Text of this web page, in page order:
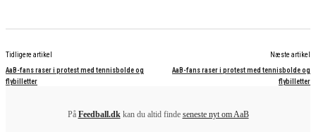
Tidligere artikel
AaB-fans raser i protest med tennisbolde og
flybilletter
Næste artikel
AaB-fans raser i protest med tennisbolde og
flybilletter
På Feedball.dkkan du altid finde seneste nyt om AaB